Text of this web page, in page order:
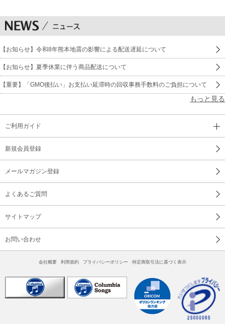
8 旅の夜風※ ／ 霧島 昇
9 名月赤城山 ／ 東海林太郎
10 上海の街角で ／ 東海林太郎
11 一杯のコーヒーから※ ／ 霧島 昇
13 東京ブルース ／ 淡谷のり子
14 懐かしのボレロ ／ 藤山一郎
15 純情二重奏 ／ 高峰三枝子、霧島 昇
16 誰か故郷を想わざる ／ 霧島 昇
17 なつかしの歌声※ ／ 藤山一郎
18 お島千太郎旅唄※ ／ 伊藤久男
1 柳の雨 ／ 小唄勝太郎
2 僕の青春（はる） ／ 藤山一郎
【お知らせ】令和8年熊本地震の影響による配送遅延について
【お知らせ】夏季休業に伴う商品配送について
【重要】「GMO後払い」お支払い延滞時の回収事務手数料のご負担について
もっと見る
ご利用ガイド
新規会員登録
メールマガジン登録
よくあるご質問
サイトマップ
お問い合わせ
会社概要 利用規約 プライバシーポリシー 特定商取引法に基づく表示